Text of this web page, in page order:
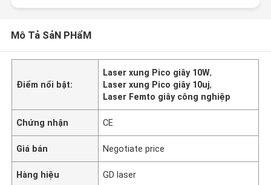
Mô Tả SảN PHẩM
Điểm nổi bật:
Laser xung Pico giây 10W,
Laser xung Pico giây 10uj,
Laser Femto giây công nghiệp
Chứng nhận CE
Giá bán Negotiate price
Hàng hiệu GD laser